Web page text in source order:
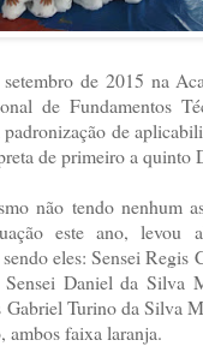
de 2015 na
de Fundamentos
de
de primeiro a quinto
não tendo nenhum
este ano, levou
eles: Sensei Regis
Daniel da Silva
Gabriel Turino da Silva
faixa laranja.